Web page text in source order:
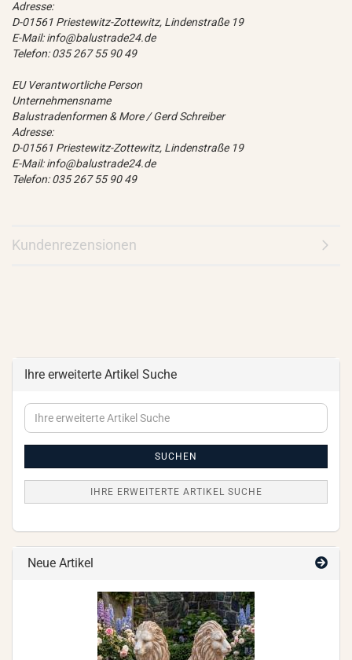
Adresse:
D-01561 Priestewitz-Zottewitz, Lindenstraße 19
E-Mail: info@balustrade24.de
Telefon: 035 267 55 90 49
EU Verantwortliche Person
Unternehmensname
Balustradenformen & More / Gerd Schreiber
Adresse:
D-01561 Priestewitz-Zottewitz, Lindenstraße 19
E-Mail: info@balustrade24.de
Telefon: 035 267 55 90 49
Kundenrezensionen
Ihre erweiterte Artikel Suche
Ihre
erweiterte
SUCHEN
IHRE ERWEITERTE ARTIKEL SUCHE
Neue Artikel